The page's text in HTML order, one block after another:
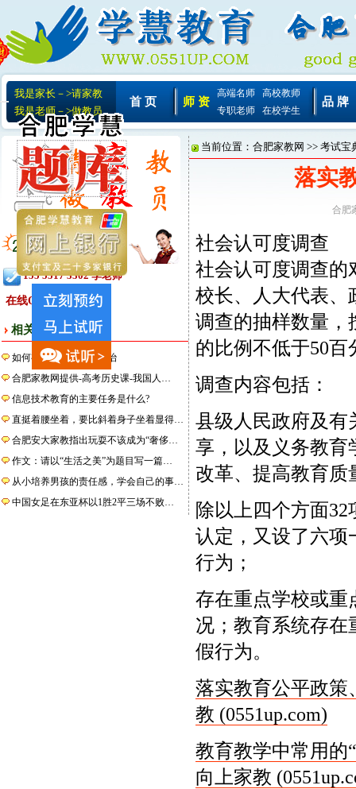
我是家长－>请家教
我是老师－>做教员
首 页 师 资
高端名师
高校教师
专职老师
在校学生
品 牌
155 5517 3302 李老师
在线QQ:
相关文章
如何有效的学好高中政治
合肥家教网提供-高考历史课-我国人…
信息技术教育的主要任务是什么?
直挺着腰坐着，要比斜着身子坐着显得…
合肥安大家教指出玩耍不该成为“奢侈…
作文：请以“生活之美”为题目写一篇…
从小培养男孩的责任感，学会自己的事…
中国女足在东亚杯以1胜2平三场不败…
当前位置： 合肥家教网 >> 考试宝
落实
合肥
社会认可度调查
社会认可度调查的
校长、人大代表、
调查的抽样数量，
的比例不低于50
调查内容包括：
县级人民政府及有
享，以及义务教育
改革、提高教育质
除以上四个方面
认定，又设了六项
行为；
存在重点学校或重
况；教育系统存在
假行为。
落实教育公平政策
教 (0551up.com)
教育教学中常用的
向上家教